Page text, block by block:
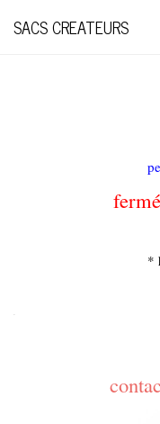
SACS CREATEURS
*